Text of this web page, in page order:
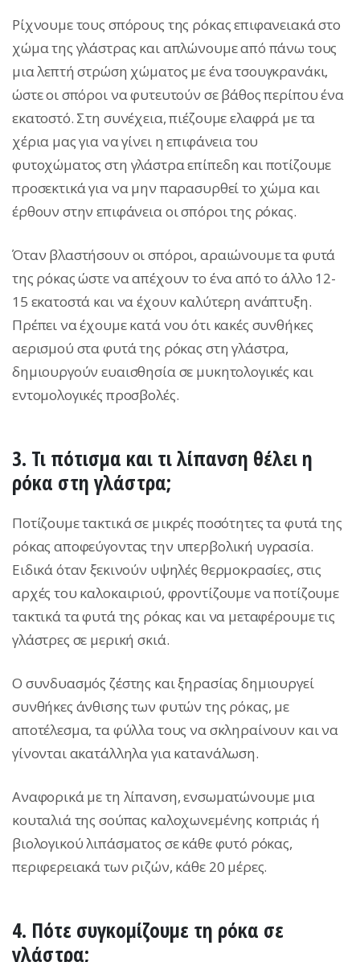
Ρίχνουμε τους σπόρους της ρόκας επιφανειακά στο
χώμα της γλάστρας και απλώνουμε από πάνω τους
μια λεπτή στρώση χώματος με ένα τσουγκρανάκι,
ώστε οι σπόροι να φυτευτούν σε βάθος περίπου ένα
εκατοστό. Στη συνέχεια, πιέζουμε ελαφρά με τα
χέρια μας για να γίνει η επιφάνεια του
φυτοχώματος στη γλάστρα επίπεδη και ποτίζουμε
προσεκτικά για να μην παρασυρθεί το χώμα και
έρθουν στην επιφάνεια οι σπόροι της ρόκας.
Όταν βλαστήσουν οι σπόροι, αραιώνουμε τα φυτά
της ρόκας ώστε να απέχουν το ένα από το άλλο 12-
15 εκατοστά και να έχουν καλύτερη ανάπτυξη.
Πρέπει να έχουμε κατά νου ότι κακές συνθήκες
αερισμού στα φυτά της ρόκας στη γλάστρα,
δημιουργούν ευαισθησία σε μυκητολογικές και
εντομολογικές προσβολές.
3. Τι πότισμα και τι λίπανση θέλει η
ρόκα στη γλάστρα;
Ποτίζουμε τακτικά σε μικρές ποσότητες τα φυτά της
ρόκας αποφεύγοντας την υπερβολική υγρασία.
Ειδικά όταν ξεκινούν υψηλές θερμοκρασίες, στις
αρχές του καλοκαιριού, φροντίζουμε να ποτίζουμε
τακτικά τα φυτά της ρόκας και να μεταφέρουμε τις
γλάστρες σε μερική σκιά.
Ο συνδυασμός ζέστης και ξηρασίας δημιουργεί
συνθήκες άνθισης των φυτών της ρόκας, με
αποτέλεσμα, τα φύλλα τους να σκληραίνουν και να
γίνονται ακατάλληλα για κατανάλωση.
Αναφορικά με τη λίπανση, ενσωματώνουμε μια
κουταλιά της σούπας καλοχωνεμένης κοπριάς ή
βιολογικού λιπάσματος σε κάθε φυτό ρόκας,
περιφερειακά των ριζών, κάθε 20 μέρες.
4. Πότε συγκομίζουμε τη ρόκα σε
γλάστρα;